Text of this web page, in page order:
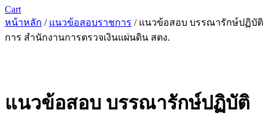
Cart
หน้าหลัก / แนวข้อสอบราชการ / แนวข้อสอบ บรรณารักษ์ปฏิบัติ
การ สำนักงานการตรวจเงินแผ่นดิน สตง.
แนวข้อสอบ บรรณารักษ์ปฏิบัติ